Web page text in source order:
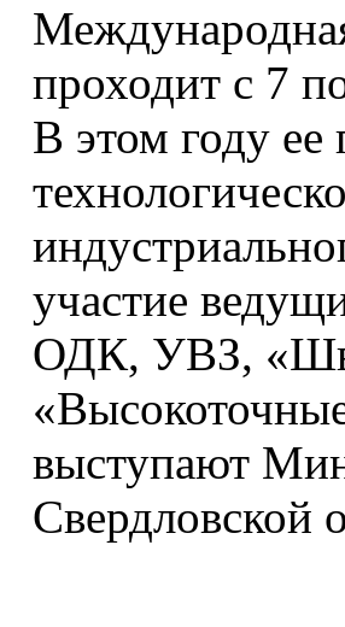
проходит с 7
В этом году ее
участие
ОДК, УВЗ,
выступают
Свердловской